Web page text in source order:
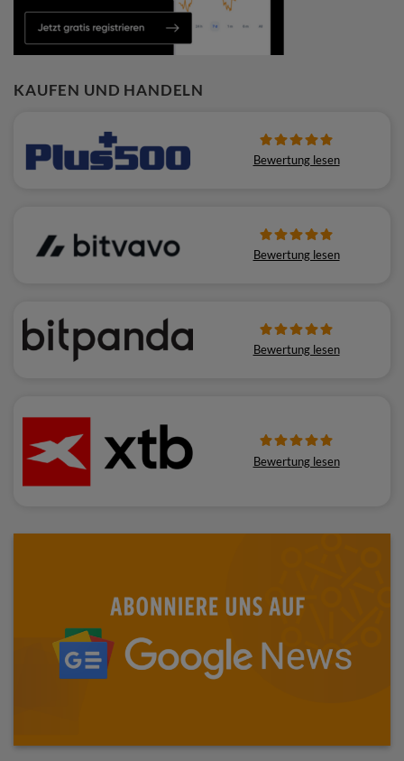
KAUFEN UND HANDELN
Bewertung lesen
Bewertung lesen
Bewertung lesen
Bewertung lesen